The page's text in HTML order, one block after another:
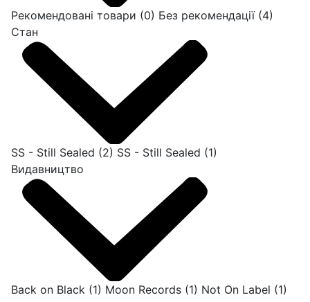
Рекомендовані товари (0) Без рекомендації (4)
Стан
SS - Still Sealed (2) SS - Still Sealed (1)
Видавництво
Back on Black (1) Moon Records (1) Not On Label (1)